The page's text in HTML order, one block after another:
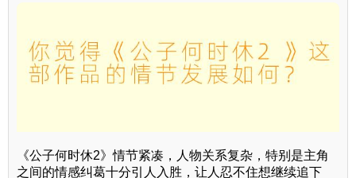
《公子何时休2》情节紧凑，人物关系复杂，特别是主角
之间的情感纠葛十分引人入胜，让人忍不住想继续追下